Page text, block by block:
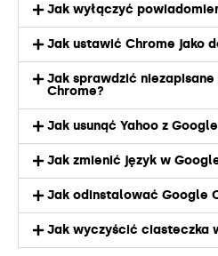
Jak wyłączyć
Jak ustawić Chrome jako
Jak sprawdzić niezapisane
Chrome?
Jak usunąć Yahoo z
Jak zmienić język w
Jak odinstalować Google
Jak wyczyścić ciasteczka